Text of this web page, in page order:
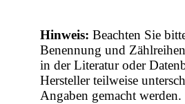
Hinweis: Beachten Sie
Benennung und
in der Literatur oder
Hersteller teilweise
Angaben gemacht werden.